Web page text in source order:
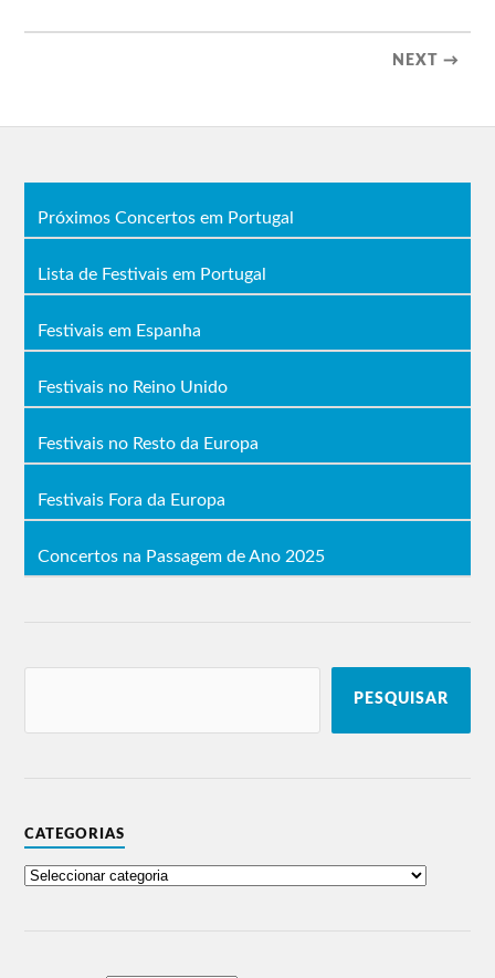
NEXT →
Próximos Concertos em Portugal
Lista de Festivais em Portugal
Festivais em Espanha
Festivais no Reino Unido
Festivais no Resto da Europa
Festivais Fora da Europa
Concertos na Passagem de Ano 2025
PESQUISAR
CATEGORIAS